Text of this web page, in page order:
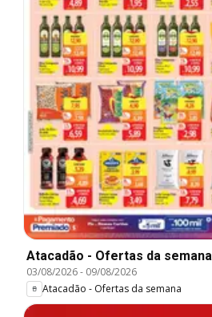
Atacadão - Ofertas da semana
03/08/2026- 09/08/2026
Atacadão - Ofertas da semana